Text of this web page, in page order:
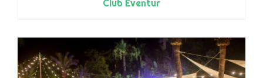
Club Eventur